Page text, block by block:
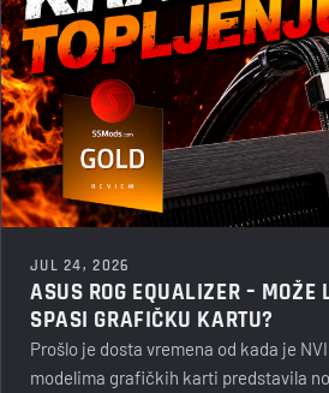
JUL 24, 2026
ASUS ROG EQUALIZER –
SPASI GRAFIČKU KARTU?
Prošlo je dosta vremena od kada je
modelima grafičkih karti predstavila